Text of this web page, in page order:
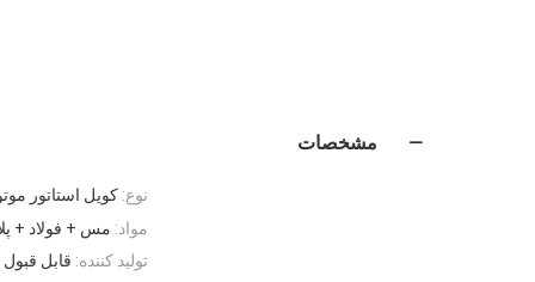
مشخصات
نوع: کویل استاتور
مواد: مس + فولاد +
تولید کننده: قابل قبول